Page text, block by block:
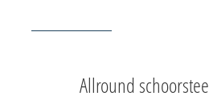
Allround